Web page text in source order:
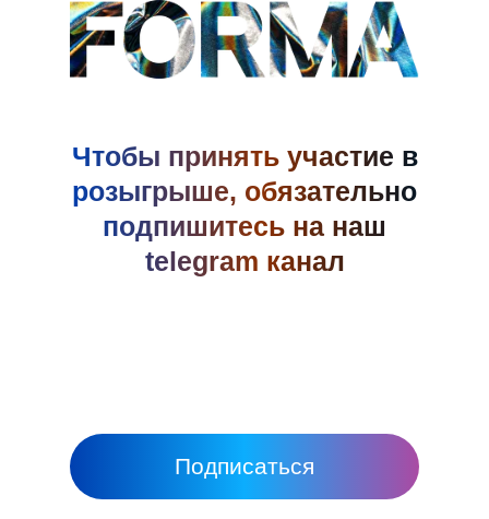
Чтобы принять участие в
розыгрыше, обязательно
подпишитесь на наш
telegram канал
Подписаться